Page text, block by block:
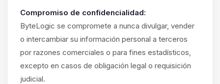
Compromiso de confidencialidad:
ByteLogic se compromete a nunca divulgar, vender
o intercambiar su información personal a terceros
por razones comerciales o para fines estadísticos,
excepto en casos de obligación legal o requisición
judicial.